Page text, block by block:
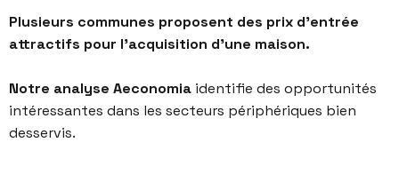
Plusieurs communes proposent des prix d’entrée
attractifs pour l’acquisition d’une maison.
Notre analyse Aeconomia identifie des opportunités
intéressantes dans les secteurs périphériques bien
desservis.